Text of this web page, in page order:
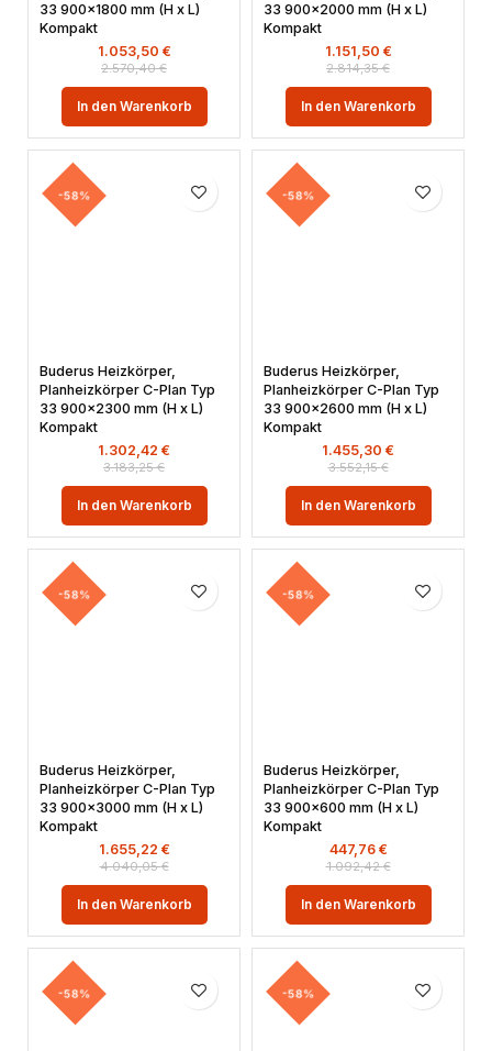
33 900×1800 mm (H x L)
Kompakt
2.570,40€
1.053,50 €
In den Warenkorb
33 900×2000 mm (H x L)
Kompakt
2.814,35€
1.151,50 €
In den Warenkorb
-58%
Buderus Heizkörper,
Planheizkörper C-Plan Typ
33 900×2300 mm (H x L)
Kompakt
3.183,25€
1.302,42 €
In den Warenkorb
-58%
Buderus Heizkörper,
Planheizkörper C-Plan Typ
33 900×2600 mm (H x L)
Kompakt
3.552,15€
1.455,30 €
In den Warenkorb
-58%
Buderus Heizkörper,
Planheizkörper C-Plan Typ
33 900×3000 mm (H x L)
Kompakt
4.040,05€
1.655,22 €
In den Warenkorb
-58%
Buderus Heizkörper,
Planheizkörper C-Plan Typ
33 900×600 mm (H x L)
Kompakt
1.092,42€
447,76 €
In den Warenkorb
-58% -58%